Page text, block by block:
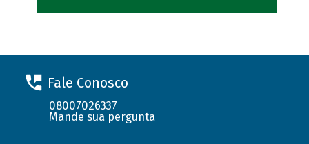
Fale Conosco
08007026337
Mande sua pergunta